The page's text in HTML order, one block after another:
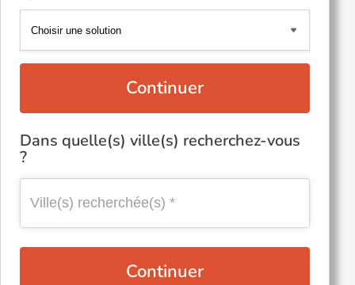
Continuer
Dans quelle(s) ville(s) recherchez-vous
?
Continuer